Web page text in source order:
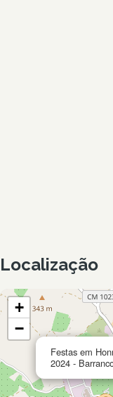
Localização
Festas em
2024 -
+
−